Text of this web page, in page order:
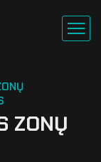
ZONŲ